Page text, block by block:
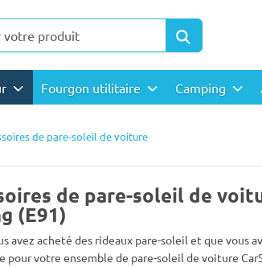
Fourgon utilitaire Camping
de pare-soleil de voiture
de pare-soleil de
(E91)
avez acheté des rideaux pare-soleil et que vous
pour votre ensemble de pare-soleil de voiture